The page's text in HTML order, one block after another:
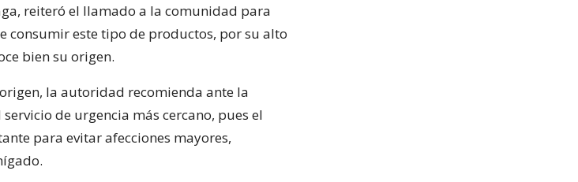
reiteró el llamado a la comunidad para
consumir este tipo de productos, por su alto
bien su origen.
la autoridad recomienda ante la
de urgencia más cercano, pues el
para evitar afecciones mayores,